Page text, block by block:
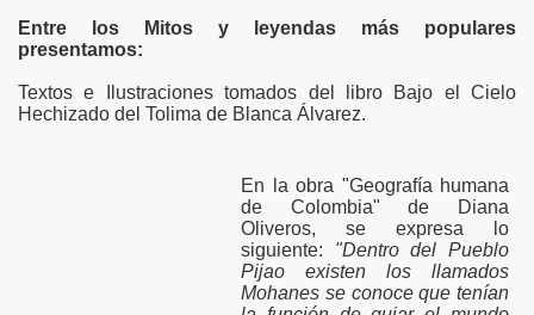
Entre los Mitos y leyendas más populares
presentamos:
Textos e Ilustraciones tomados del libro Bajo el Cielo
Hechizado del Tolima de Blanca Álvarez.
En la obra "Geografía humana
de Colombia" de Diana
Oliveros, se expresa lo
siguiente: "Dentro del Pueblo
Pijao existen los llamados
Mohanes se conoce que tenían